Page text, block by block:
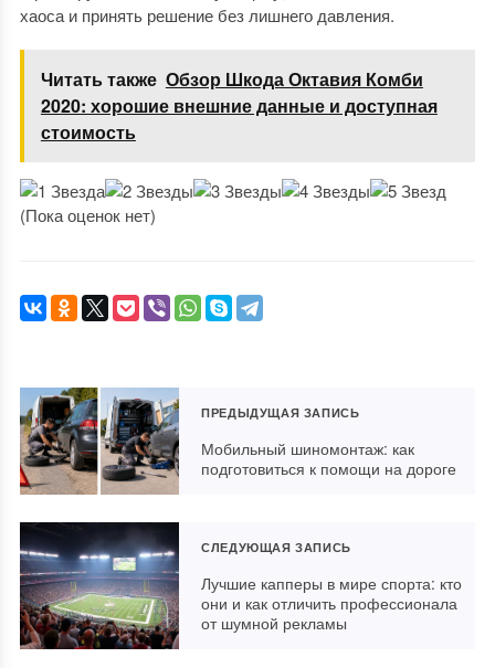
хаоса и принять решение без лишнего давления.
Читать также Обзор Шкода Октавия Комби
2020: хорошие внешние данные и доступная
стоимость
(Пока оценок нет)
ПРЕДЫДУЩАЯ ЗАПИСЬ
Мобильный шиномонтаж: как
подготовиться к помощи на дороге
СЛЕДУЮЩАЯ ЗАПИСЬ
Лучшие капперы в мире спорта: кто
они и как отличить профессионала
от шумной рекламы